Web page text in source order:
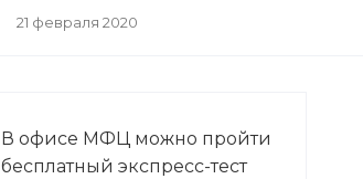
21 февраля 2020
В офисе МФЦ можно пройти
бесплатный экспресс-тест